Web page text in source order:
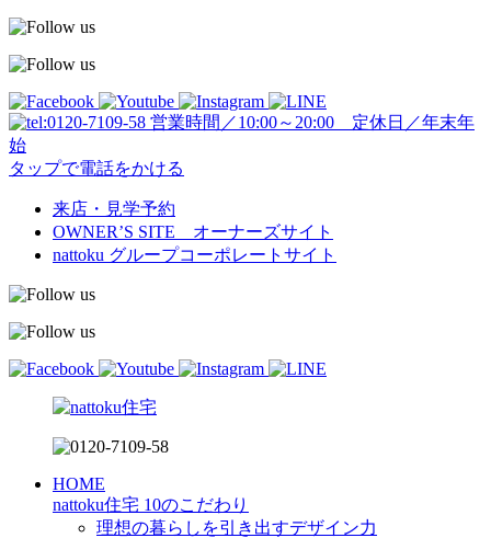
営業時間／10:00～20:00 定休日／年末年
始
タップで電話をかける
来店・見学予約
OWNER’S SITE オーナーズサイト
nattoku グループコーポレートサイト
HOME
nattoku住宅 10のこだわり
理想の暮らしを引き出すデザイン力